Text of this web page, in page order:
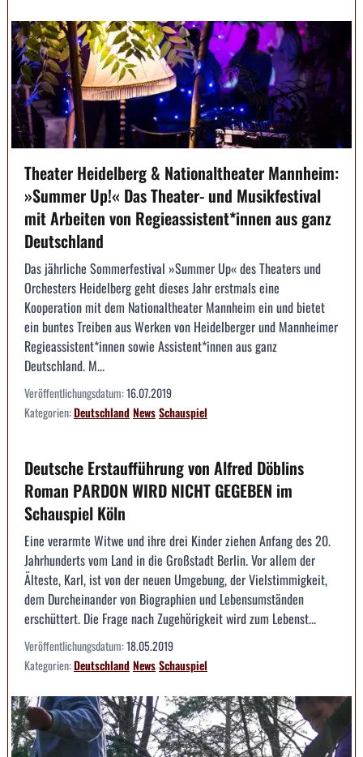
Theater Heidelberg & Nationaltheater Mannheim:
»Summer Up!« Das Theater- und Musikfestival
mit Arbeiten von Regieassistent*innen aus ganz
Deutschland
Das jährliche Sommerfestival »Summer Up« des Theaters und
Orchesters Heidelberg geht dieses Jahr erstmals eine
Kooperation mit dem Nationaltheater Mannheim ein und bietet
ein buntes Treiben aus Werken von Heidelberger und Mannheimer
Regieassistent*innen sowie Assistent*innen aus ganz
Deutschland. M...
Veröffentlichungsdatum:16.07.2019
Kategorien:DeutschlandNewsSchauspiel
Deutsche Erstaufführung von Alfred Döblins
Roman PARDON WIRD NICHT GEGEBEN im
Schauspiel Köln
Eine verarmte Witwe und ihre drei Kinder ziehen Anfang des 20.
Jahrhunderts vom Land in die Großstadt Berlin. Vor allem der
Älteste, Karl, ist von der neuen Umgebung, der Vielstimmigkeit,
dem Durcheinander von Biographien und Lebensumständen
erschüttert. Die Frage nach Zugehörigkeit wird zum Lebenst...
Veröffentlichungsdatum:18.05.2019
Kategorien:DeutschlandNewsSchauspiel